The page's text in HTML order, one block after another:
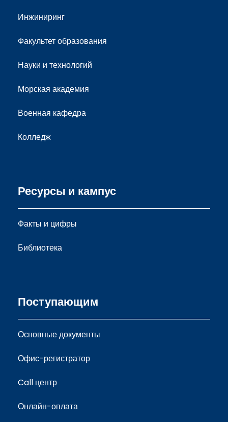
Инжиниринг
Факультет образования
Науки и технологий
Морская академия
Военная кафедра
Колледж
Ресурсы и кампус
Факты и цифры
Библиотека
Поступающим
Основные документы
Офис-регистратор
Call центр
Онлайн-оплата